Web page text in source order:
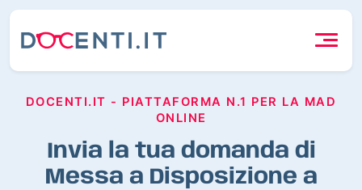
DOCENTI.IT - PIATTAFORMA N.1 PER LA MAD
ONLINE
Invia la tua domanda di
Messa a Disposizione a